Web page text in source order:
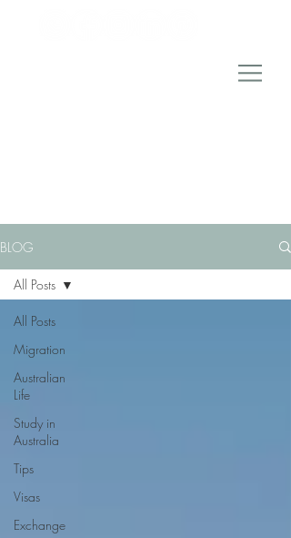
BLOG
All Posts
Migration
Australian
Life
Study in
Australia
Tips
Visas
Exchange
All Posts